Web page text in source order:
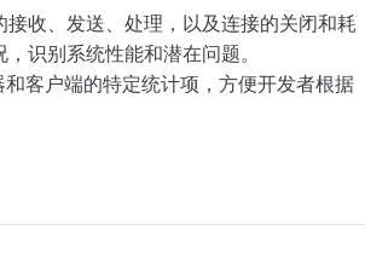
收、发送、处理，以及连接的关闭和耗
识别系统性能和潜在问题。
客户端的特定统计项，方便开发者根据